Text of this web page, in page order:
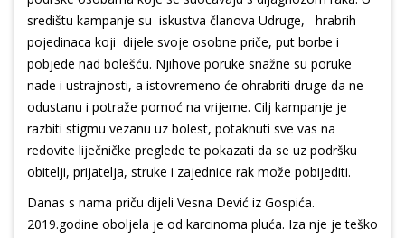
središtu kampanje su iskustva članova Udruge, hrabrih
pojedinaca koji dijele svoje osobne priče, put borbe i
pobjede nad bolešću. Njihove poruke snažne su poruke
nade i ustrajnosti, a istovremeno će ohrabriti druge da ne
odustanu i potraže pomoć na vrijeme. Cilj kampanje je
razbiti stigmu vezanu uz bolest, potaknuti sve vas na
redovite liječničke preglede te pokazati da se uz podršku
obitelji, prijatelja, struke i zajednice rak može pobijediti.
Danas s nama priču dijeli Vesna Dević iz Gospića.
2019.godine oboljela je od karcinoma pluća. Iza nje je teško